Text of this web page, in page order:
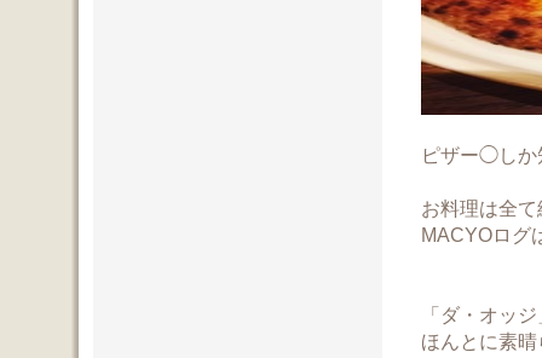
ピザー◯しか
お料理は全
MACYOロ
「ダ・オッ
ほんとに素